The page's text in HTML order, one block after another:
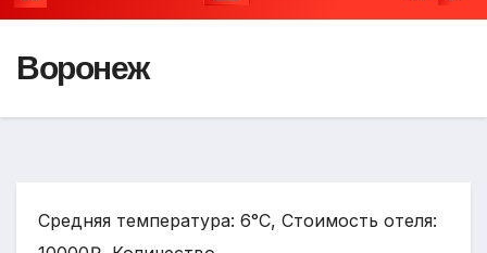
Воронеж
Средняя температура: 6°C, Стоимость отеля: